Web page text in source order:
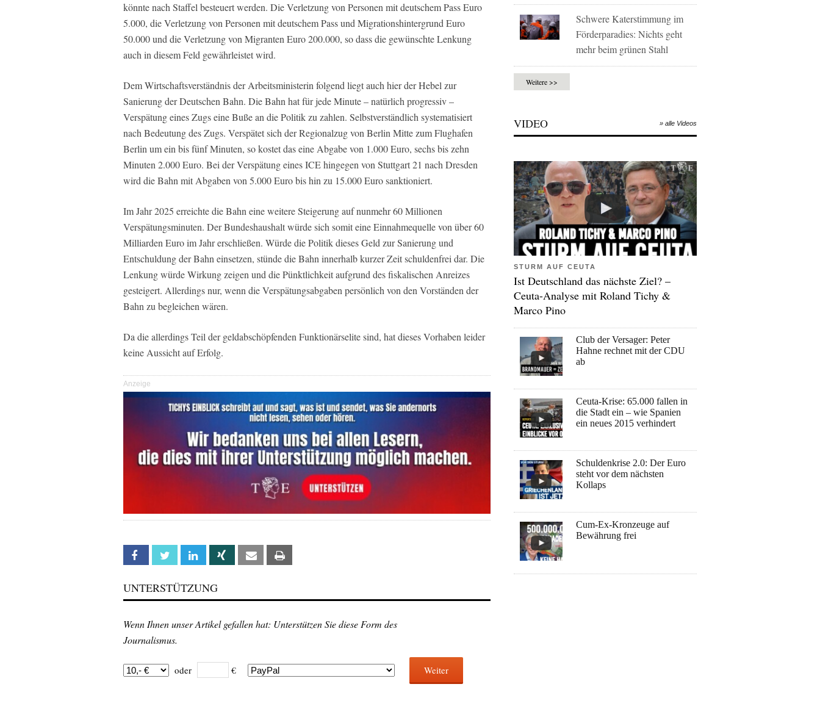
könnte nach Staffel besteuert werden. Die Verletzung von Personen mit deutschem Pass Euro
5.000, die Verletzung von Personen mit deutschem Pass und Migrationshintergrund Euro
50.000 und die Verletzung von Migranten Euro 200.000, so dass die gewünschte Lenkung
auch in diesem Feld gewährleistet wird.
Dem Wirtschaftsverständnis der Arbeitsministerin folgend liegt auch hier der Hebel zur
Sanierung der Deutschen Bahn. Die Bahn hat für jede Minute – natürlich progressiv –
Verspätung eines Zugs eine Buße an die Politik zu zahlen. Selbstverständlich systematisiert
nach Bedeutung des Zugs. Verspätet sich der Regionalzug von Berlin Mitte zum Flughafen
Berlin um ein bis fünf Minuten, so kostet das eine Abgabe von 1.000 Euro, sechs bis zehn
Minuten 2.000 Euro. Bei der Verspätung eines ICE hingegen von Stuttgart 21 nach Dresden
wird die Bahn mit Abgaben von 5.000 Euro bis hin zu 15.000 Euro sanktioniert.
Im Jahr 2025 erreichte die Bahn eine weitere Steigerung auf nunmehr 60 Millionen
Verspätungsminuten. Der Bundeshaushalt würde sich somit eine Einnahmequelle von über 60
Milliarden Euro im Jahr erschließen. Würde die Politik dieses Geld zur Sanierung und
Entschuldung der Bahn einsetzen, stünde die Bahn innerhalb kurzer Zeit schuldenfrei dar. Die
Lenkung würde Wirkung zeigen und die Pünktlichkeit aufgrund des fiskalischen Anreizes
gesteigert. Allerdings nur, wenn die Verspätungsabgaben persönlich von den Vorständen der
Bahn zu begleichen wären.
Da die allerdings Teil der geldabschöpfenden Funktionärselite sind, hat dieses Vorhaben leider
keine Aussicht auf Erfolg.
Anzeige
Facebook Twitter Linkedin Xing Email
UNTERSTÜTZUNG
Wenn Ihnen unser Artikel gefallen hat: Unterstützen Sie diese Form des
Journalismus.
oder € Weiter
Schwere Katerstimmung im
Förderparadies: Nichts geht
mehr beim grünen Stahl
Weitere >>
VIDEO » alle Videos
STURM AUF CEUTA
Ist Deutschland das nächste Ziel? –
Ceuta-Analyse mit Roland Tichy &
Marco Pino
Club der Versager: Peter
Hahne rechnet mit der CDU
ab
Ceuta-Krise: 65.000 fallen in
die Stadt ein – wie Spanien
ein neues 2015 verhindert
Schuldenkrise 2.0: Der Euro
steht vor dem nächsten
Kollaps
Cum-Ex-Kronzeuge auf
Bewährung frei